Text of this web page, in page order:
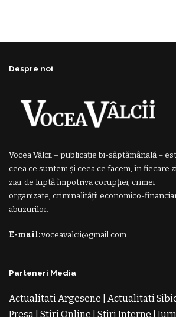
Despre noi
Vocea Vâlcii – publicație bi-săptămânală –
ceea ce suntem și ceea ce facem, în fiecare
ziar de luptă împotriva corupției, crimei
organizate, criminalității economico-
abuzurilor.
E-mail:voceavalcii@gmail.com
Parteneri Media
Actualitati Argesene Actualitati
Presa Stiri Online Stiri Interne